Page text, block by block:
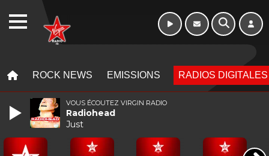
ROCK NEWS EMISSIONS RADIOS DIGITALES
VOUS ÉCOUTEZ VIRGIN RADIO
Radiohead
Just
WEBRADIO